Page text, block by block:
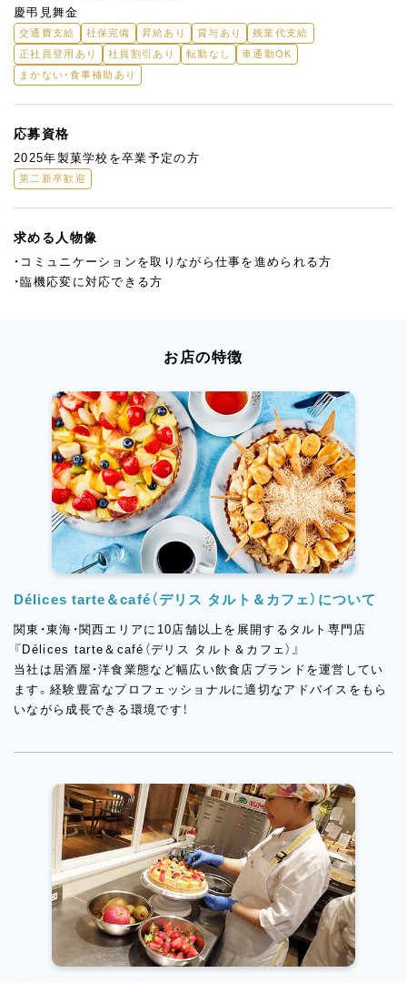
慶弔⾒舞⾦
交通費支給 社保完備 昇給あり 賞与あり
残業代支給
正社員登用あり
社員割引あり 転勤なし
車通勤OK
まかない・食事補助あり
応募資格
2025年製菓学校を卒業予定の方
第二新卒歓迎
求める人物像
・コミュニケーションを取りながら仕事を進められる方
・臨機応変に対応できる方
お店の特徴
Délices tarte＆café（デリス タルト＆カフェ）について
関東・東海・関西エリアに10店舗以上を展開するタルト専門店
『Délices tarte＆café（デリス タルト＆カフェ）』
当社は居酒屋・洋食業態など幅広い飲食店ブランドを運営してい
ます。経験豊富なプロフェッショナルに適切なアドバイスをもら
いながら成長できる環境です！